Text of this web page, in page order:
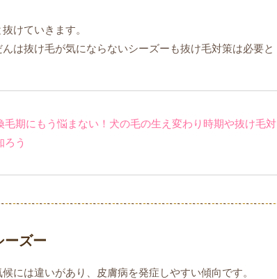
けていきます。
は抜け毛が気にならないシーズーも抜け毛対策は必要と
毛期にもう悩まない！犬の毛の生え変わり時期や抜け毛対
ろう
ーズー
には違いがあり、皮膚病を発症しやすい傾向です。